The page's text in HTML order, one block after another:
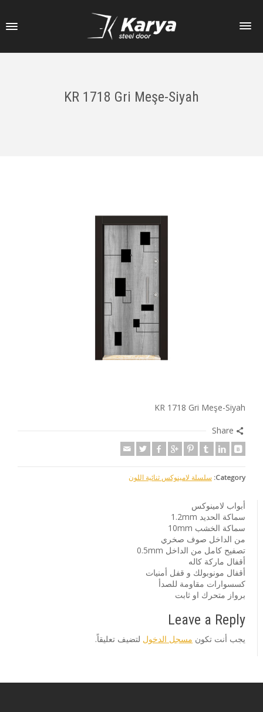
KR 1718 Gri Meşe-Siyah
KR 1718 Gri Meşe-Siyah
Share
Category: سلسلة لامينوكس ثنائية اللون
أبواب لامينوكس
سماكة الحديد 1.2mm
سماكة الخشب 10mm
من الداخل صوف صخري
تصفيح كامل من الداخل 0.5mm
أقفال ماركة كاله
أقفال مونوبولك و قفل أمنيات
كسسوارات مقاومة للصدأ
برواز متحرك او ثابت
Leave a Reply
يجب أنت تكون مسجل الدخول لتضيف تعليقاً.